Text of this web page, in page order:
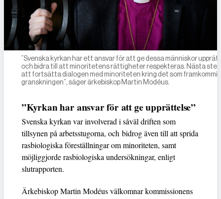
”Svenska kyrkan har ett ansvar för att ge dessa människor
och bidra till att minoritetens rättigheter respekteras. Nästa
att fortsätta dialogen med minoriteten kring det som framkommit
granskningen”, säger ärkebiskop Martin Modéus.
”Kyrkan har ansvar för att ge upprättelse”
Svenska kyrkan var involverad i såväl driften som
tillsynen på arbetsstugorna, och bidrog även till att sprida
rasbiologiska föreställningar om minoriteten, samt
möjliggjorde rasbiologiska undersökningar, enligt
slutrapporten.
Ärkebiskop Martin Modéus välkomnar kommissionens